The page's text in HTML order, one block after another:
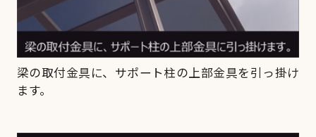
梁の取付金具に、サポート柱の上部金具を引っ掛け
ます。